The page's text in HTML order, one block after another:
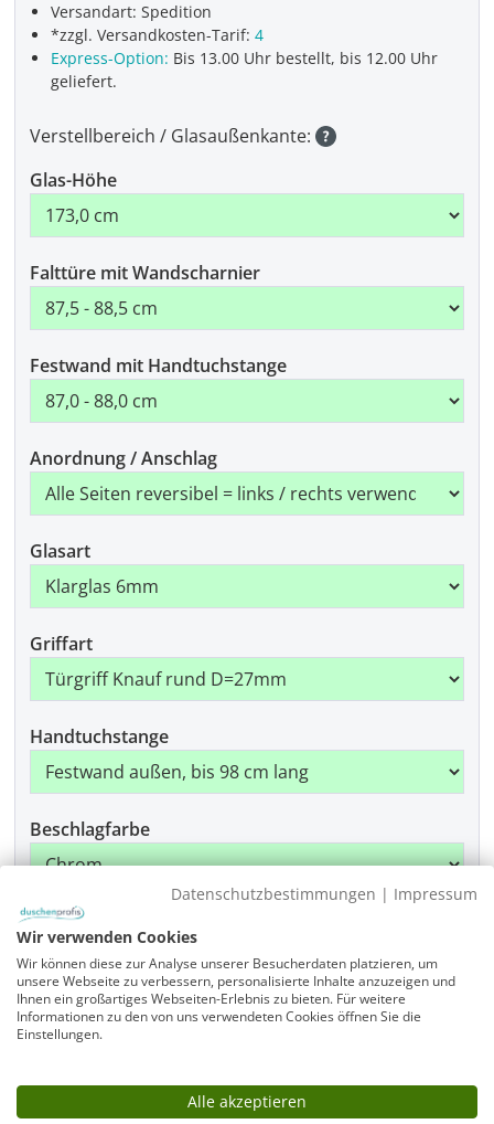
Versandart: Spedition
*zzgl. Versandkosten-Tarif:4
Express-Option: Bis 13.00 Uhr bestellt, bis 12.00 Uhr
geliefert.
Verstellbereich / Glasaußenkante:
Glas-Höhe
Falttüre mit Wandscharnier
Festwand mit Handtuchstange
Anordnung / Anschlag
Glasart
Griffart
Handtuchstange
Beschlagfarbe
Produkt Anzahl: Gib den gewünschten
Artikelnummer
FK1S-SL9090-1730-875-x-870-x-x-x-ALR-EK6-GR-HJ-
Datenschutzbestimmungen | Impressum
Wir verwenden Cookies
Wir können diese zur Analyse unserer Besucherdaten platzieren, um
unsere Webseite zu verbessern, personalisierte Inhalte anzuzeigen und
Ihnen ein großartiges Webseiten-Erlebnis zu bieten. Für weitere
Informationen zu den von uns verwendeten Cookies öffnen Sie die
Einstellungen.
Alle akzeptieren